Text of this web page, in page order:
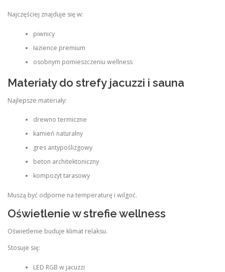
Najczęściej znajduje się w:
piwnicy
łazience premium
osobnym pomieszczeniu wellness
Materiały do strefy jacuzzi i sauna
Najlepsze materiały:
drewno termiczne
kamień naturalny
gres antypoślizgowy
beton architektoniczny
kompozyt tarasowy
Muszą być odporne na temperaturę i wilgoć.
Oświetlenie w strefie wellness
Oświetlenie buduje klimat relaksu.
Stosuje się:
LED RGB w jacuzzi